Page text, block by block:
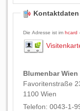
Kontaktdaten
Die Adresse ist im hcard
Blumenbar
Favoritenstraße
1100 Wien
Telefon: 0043-1-